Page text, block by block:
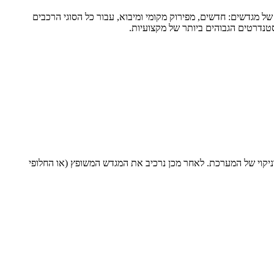
מגדשים: חדשים, מפירוק מקומי ומיבוא, עבור כל הסוגי הרכבים
של המערכת. לאחר מכן נרכיב את המגדש המשופץ (או החלופי